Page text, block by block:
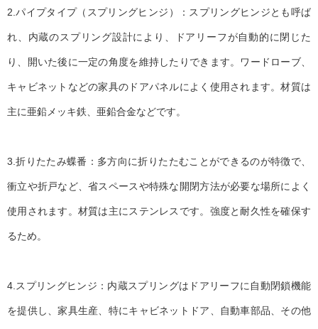
2.パイプタイプ（スプリングヒンジ）：スプリングヒンジとも呼ば
れ、内蔵のスプリング設計により、ドアリーフが自動的に閉じた
り、開いた後に一定の角度を維持したりできます。ワードローブ、
キャビネットなどの家具のドアパネルによく使用されます。材質は
主に亜鉛メッキ鉄、亜鉛合金などです。
3.折りたたみ蝶番：多方向に折りたたむことができるのが特徴で、
衝立や折戸など、省スペースや特殊な開閉方法が必要な場所によく
使用されます。材質は主にステンレスです。強度と耐久性を確保す
るため。
4.スプリングヒンジ：内蔵スプリングはドアリーフに自動閉鎖機能
を提供し、家具生産、特にキャビネットドア、自動車部品、その他